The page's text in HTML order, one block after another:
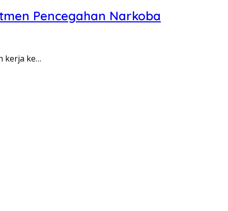
Pencegahan Narkoba
kerja ke…